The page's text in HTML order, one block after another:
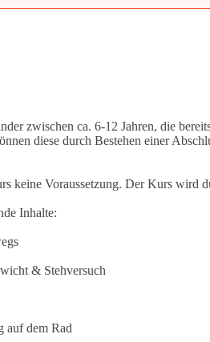
zwischen ca. 6-12 Jahren, die
diese durch Bestehen einer
keine Voraussetzung. Der Kurs
Inhalte:
& Stehversuch
auf dem Rad